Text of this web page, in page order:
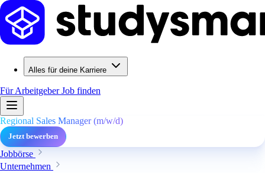
Alles für deine Karriere
Für ArbeitgeberJob finden
Regional Sales Manager (m/w/d)
Jetzt bewerben
Jobbörse
Unternehmen